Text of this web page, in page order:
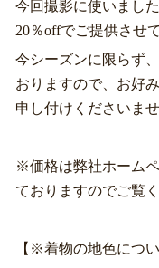
今回撮影に使いまし
20％offでご提供させ
今シーズンに限らず
おりますので、お好
申し付けくださいませ
※価格は弊社ホーム
ておりますのでご覧く
【※着物の地色につい